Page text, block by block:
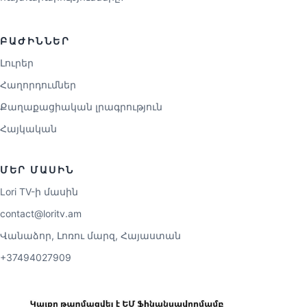
ԲԱԺԻՆՆԵՐ
Լուրեր
Հաղորդումներ
Քաղաքացիական լրագրություն
Հայկական
ՄԵՐ ՄԱՍԻՆ
Lori TV-ի մասին
contact@loritv.am
Վանաձոր, Լոռու մարզ, Հայաստան
+37494027909